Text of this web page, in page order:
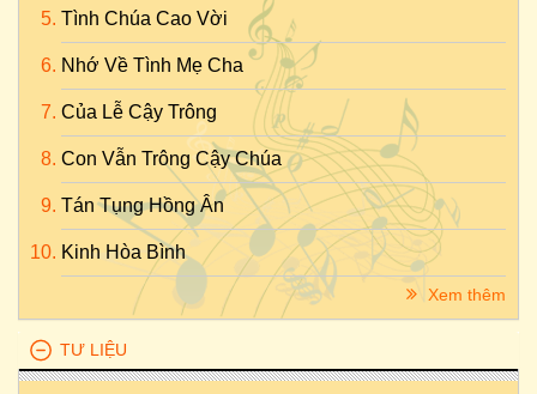
Tình Chúa Cao Vời
Nhớ Về Tình Mẹ Cha
Của Lễ Cậy Trông
Con Vẫn Trông Cậy Chúa
Tán Tụng Hồng Ân
Kinh Hòa Bình
Xem thêm
TƯ LIỆU